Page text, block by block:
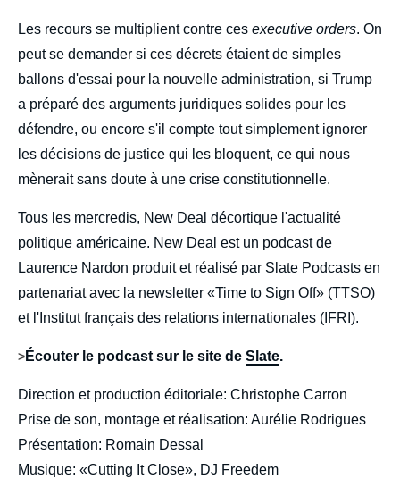
Les recours se multiplient contre ces executive orders. On
peut se demander si ces décrets étaient de simples
ballons d'essai pour la nouvelle administration, si Trump
a préparé des arguments juridiques solides pour les
défendre, ou encore s'il compte tout simplement ignorer
les décisions de justice qui les bloquent, ce qui nous
mènerait sans doute à une crise constitutionnelle.
Tous les mercredis, New Deal décortique l'actualité
politique américaine. New Deal est un podcast de
Laurence Nardon produit et réalisé par Slate Podcasts en
partenariat avec la newsletter «Time to Sign Off» (TTSO)
et l'Institut français des relations internationales (IFRI).
>Écouter le podcast sur le site de Slate.
Direction et production éditoriale: Christophe Carron
Prise de son, montage et réalisation: Aurélie Rodrigues
Présentation: Romain Dessal
Musique: «Cutting It Close», DJ Freedem